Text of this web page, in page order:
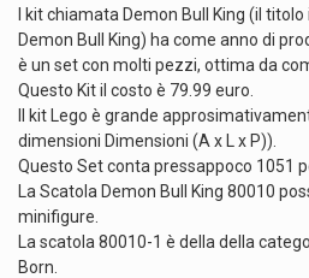
I kit chiamata Demon Bull King (il
Demon Bull King) ha come anno di
è un set con molti pezzi, ottima da
Questo Kit il costo è 79.99 euro.
Il kit Lego è grande
dimensioni Dimensioni (A x L x P)).
Questo Set conta pressappoco 1051
La Scatola Demon Bull King 80010
minifigure.
La scatola 80010-1 è della della
Born.